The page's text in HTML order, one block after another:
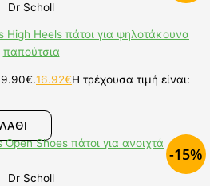
Dr Scholl
High Heels πάτοι για ψηλοτάκουνα
παπούτσια
16.92€Η τρέχουσα τιμή είναι:
-15%
Dr Scholl